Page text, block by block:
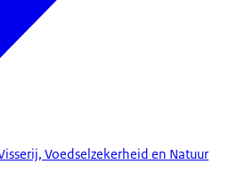
Voedselzekerheid en Natuur